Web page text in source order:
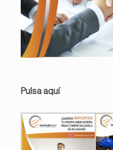
Pulsa aquí